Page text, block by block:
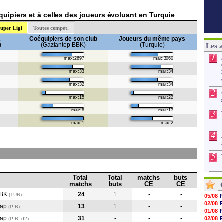
et à celles des joueurs évoluant en Turquie
Ligi Toutes compét.
Coéquipiers de son club
(Gaziantep BBK)
Joueurs du même pays
(Turquie)
max:2697 max:3060
max:33 max:34
max:32 max:34
max:15 max:22
max:8 max:12
max:1 max:2
Total
matchs
Total
buts
matchs
CE
buts
CE
(TUR) 24 1 -
-
(P-B) 13 1 -
-
(P-B, d2) 31 - -
-
Les
1
2
3
4
5
05/08
02/08
01/08
02/08